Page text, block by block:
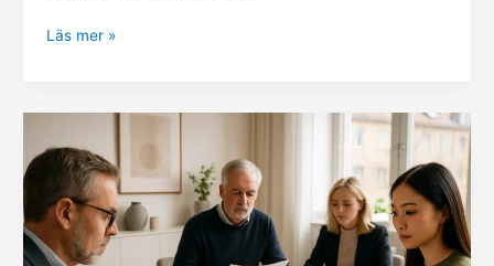
Läs mer »
i
BRF
nya
regler